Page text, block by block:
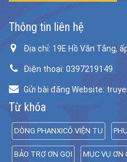
Thông tin liên hệ
Địa chỉ: 19E Hồ Văn Tắng,
Điện thoại: 0397219149
Gửi bài đăng Website:
Từ khóa
DÒNG PHANXICÔ VIỆN TU
BẢO TRỢ ƠN GỌI MỤC VỤ ƠN